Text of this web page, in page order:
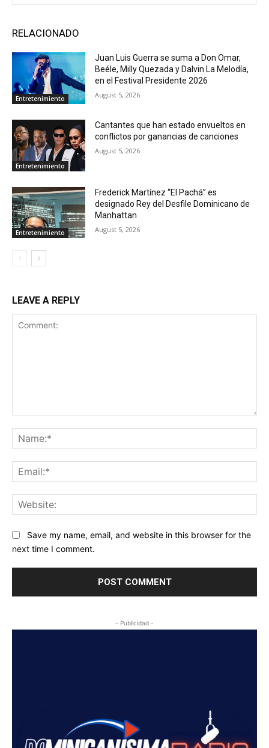
RELACIONADO
Entretenimiento
Juan Luis Guerra se suma a Don Omar,
Beéle, Milly Quezada y Dalvin La Melodía,
en el Festival Presidente 2026
August 5, 2026
Entretenimiento
Cantantes que han estado envueltos en
conflictos por ganancias de canciones
August 5, 2026
Entretenimiento
Frederick Martínez “El Pachá” es
designado Rey del Desfile Dominicano de
Manhattan
August 5, 2026
LEAVE A REPLY
Save my name, email, and website in this browser for the
next time I comment.
- Publicidad -